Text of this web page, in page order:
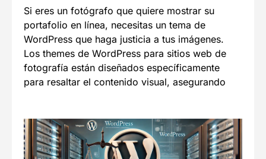
Si eres un fotógrafo que quiere mostrar su
portafolio en línea, necesitas un tema de
WordPress que haga justicia a tus imágenes.
Los themes de WordPress para sitios web de
fotografía están diseñados específicamente
para resaltar el contenido visual, asegurando